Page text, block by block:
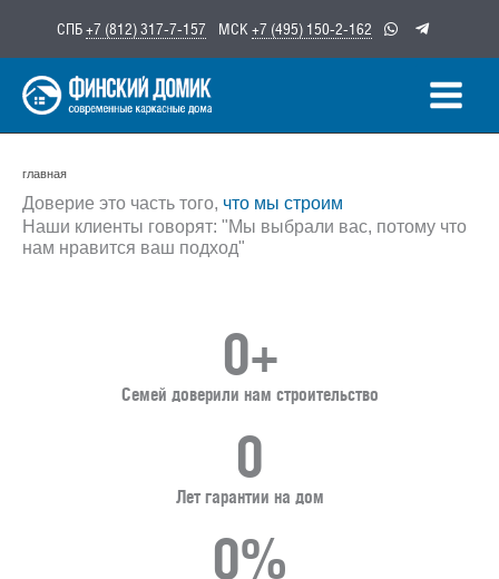
содержимому
СПБ+7 (812) 317-7-157 МСК +7 (495) 150-2-162
главная
Доверие это часть того, что мы строим
Наши клиенты говорят: "Мы выбрали вас, потому что
нам нравится ваш подход"
Семей доверили нам строительство
0+
Лет гарантии на дом
0
0%